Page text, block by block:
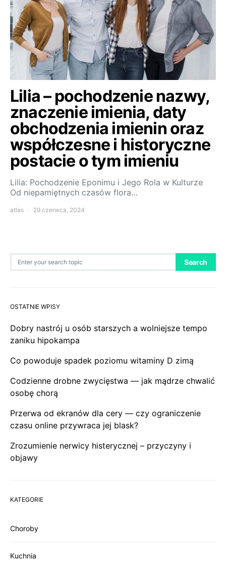
Lilia – pochodzenie nazwy,
znaczenie imienia, daty
obchodzenia imienin oraz
współczesne i historyczne
postacie o tym imieniu
Lilia: Pochodzenie Eponimu i Jego Rola w Kulturze
Od niepamiętnych czasów flora…
atlas 29 czerwca, 2024
Search
OSTATNIE WPISY
Dobry nastrój u osób starszych a wolniejsze tempo
zaniku hipokampa
Co powoduje spadek poziomu witaminy D zimą
Codzienne drobne zwycięstwa — jak mądrze chwalić
osobę chorą
Przerwa od ekranów dla cery — czy ograniczenie
czasu online przywraca jej blask?
Zrozumienie nerwicy histerycznej – przyczyny i
objawy
KATEGORIE
Choroby
Kuchnia